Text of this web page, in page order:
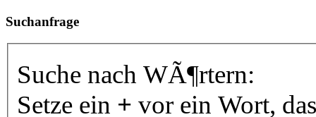
Suchanfrage
Suche nach WÃ¶rtern:
Setze ein + vor ein Wort,